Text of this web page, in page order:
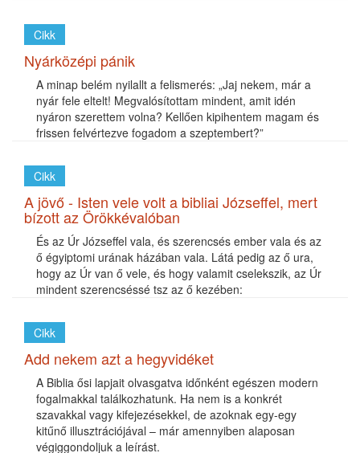
Cikk
Nyárközépi pánik
A minap belém nyilallt a felismerés: „Jaj nekem, már a
nyár fele eltelt! Megvalósítottam mindent, amit idén
nyáron szerettem volna? Kellően kipihentem magam és
frissen felvértezve fogadom a szeptembert?”
Cikk
A jövő - Isten vele volt a bibliai Józseffel, mert
bízott az Örökkévalóban
És az Úr Józseffel vala, és szerencsés ember vala és az
ő égyiptomi urának házában vala. Látá pedig az ő ura,
hogy az Úr van ő vele, és hogy valamit cselekszik, az Úr
mindent szerencséssé tsz az ő kezében:
Cikk
Add nekem azt a hegyvidéket
A Biblia ősi lapjait olvasgatva időnként egészen modern
fogalmakkal találkozhatunk. Ha nem is a konkrét
szavakkal vagy kifejezésekkel, de azoknak egy-egy
kitűnő illusztrációjával – már amennyiben alaposan
végiggondoljuk a leírást.